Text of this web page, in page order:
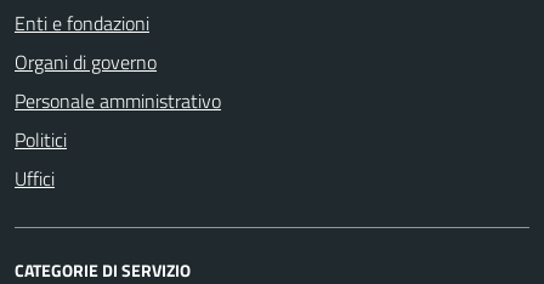
Enti e fondazioni
Organi di governo
Personale amministrativo
Politici
Uffici
CATEGORIE DI SERVIZIO